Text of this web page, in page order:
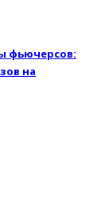
фьючерсов:
на